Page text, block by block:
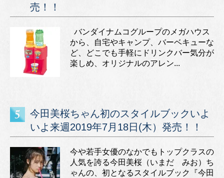
売！！
バンダイナムコグループのメガハウス
から、自宅やキャンプ、バーベキューな
ど、どこでも手軽にドリンクバー気分が
楽しめ、オリジナルのアレン...
今田美桜ちゃん初のスタイルブックいよ
いよ来週2019年7月18日(木）発売！！
今や若手女優のなかでもトップクラスの
人気を誇る今田美桜（いまだ みお）ち
ゃんの、初となるスタイルブック『今田